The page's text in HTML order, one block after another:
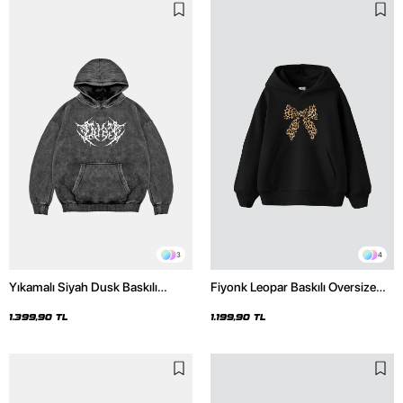
3
Yıkamalı Siyah Dusk Baskılı
1.399,90 TL
4
Fiyonk Leopar Baskılı Oversize
1.199,90 TL